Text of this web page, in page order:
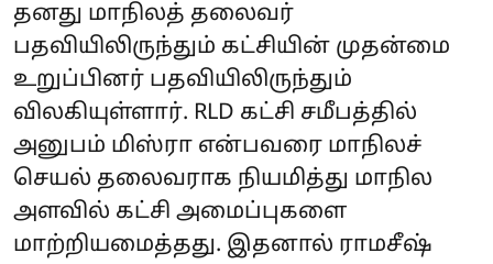
தனது மாநிலத் தலைவர்
பதவியிலிருந்தும் கட்சியின் முதன்மை
உறுப்பினர் பதவியிலிருந்தும்
விலகியுள்ளார். RLD கட்சி சமீபத்தில்
அனுபம் மிஸ்ரா என்பவரை மாநிலச்
செயல் தலைவராக நியமித்து மாநில
அளவில் கட்சி அமைப்புகளை
மாற்றியமைத்தது. இதனால் ராமசீஷ்